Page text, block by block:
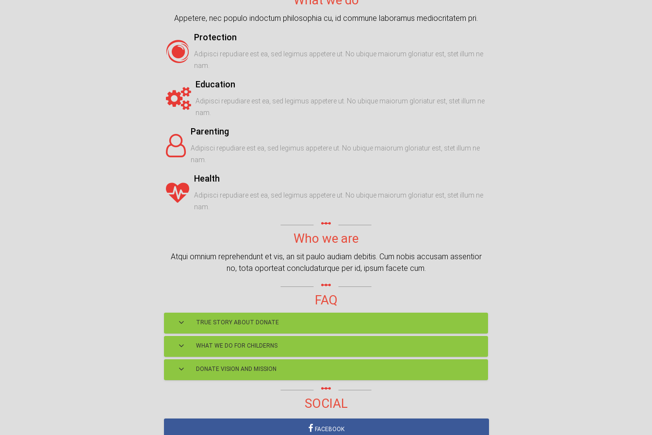
Appetere, nec populo indoctum philosophia cu, id commune laboramus mediocritatem pri.
Protection
Adipisci repudiare est ea, sed legimus appetere ut. No ubique maiorum gloriatur est, stet illum ne
nam.
Education
Adipisci repudiare est ea, sed legimus appetere ut. No ubique maiorum gloriatur est, stet illum ne
nam.
Parenting
Adipisci repudiare est ea, sed legimus appetere ut. No ubique maiorum gloriatur est, stet illum ne
nam.
Health
Adipisci repudiare est ea, sed legimus appetere ut. No ubique maiorum gloriatur est, stet illum ne
nam.
linear_scale
Who we are
Atqui omnium reprehendunt et vis, an sit paulo audiam debitis. Cum nobis accusam assentior
no, tota oporteat concludaturque per id, ipsum facete cum.
linear_scale
FAQ
TRUE STORY ABOUT DONATE
WHAT WE DO FOR CHILDERNS
DONATE VISION AND MISSION
linear_scale
SOCIAL
FACEBOOK